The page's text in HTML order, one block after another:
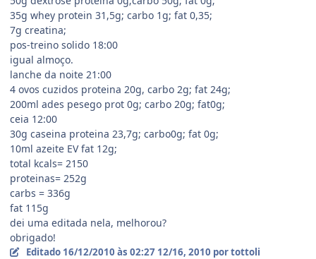
35g whey protein 31,5g; carbo 1g; fat 0,35;
7g creatina;
pos-treino solido 18:00
igual almoço.
lanche da noite 21:00
4 ovos cuzidos proteina 20g, carbo 2g; fat 24g;
200ml ades pesego prot 0g; carbo 20g; fat0g;
ceia 12:00
30g caseina proteina 23,7g; carbo0g; fat 0g;
10ml azeite EV fat 12g;
total kcals= 2150
proteinas= 252g
carbs = 336g
fat 115g
dei uma editada nela, melhorou?
obrigado!
Editado 16/12/2010 às 02:27 12/16, 2010 por tottoli